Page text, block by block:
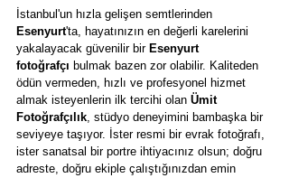
İstanbul'un hızla gelişen semtlerinden
Esenyurt'ta, hayatınızın en değerli karelerini
yakalayacak güvenilir bir Esenyurt
fotoğrafçı bulmak bazen zor olabilir. Kaliteden
ödün vermeden, hızlı ve profesyonel hizmet
almak isteyenlerin ilk tercihi olan Ümit
Fotoğrafçılık, stüdyo deneyimini bambaşka bir
seviyeye taşıyor. İster resmi bir evrak fotoğrafı,
ister sanatsal bir portre ihtiyacınız olsun; doğru
adreste, doğru ekiple çalıştığınızdan emin